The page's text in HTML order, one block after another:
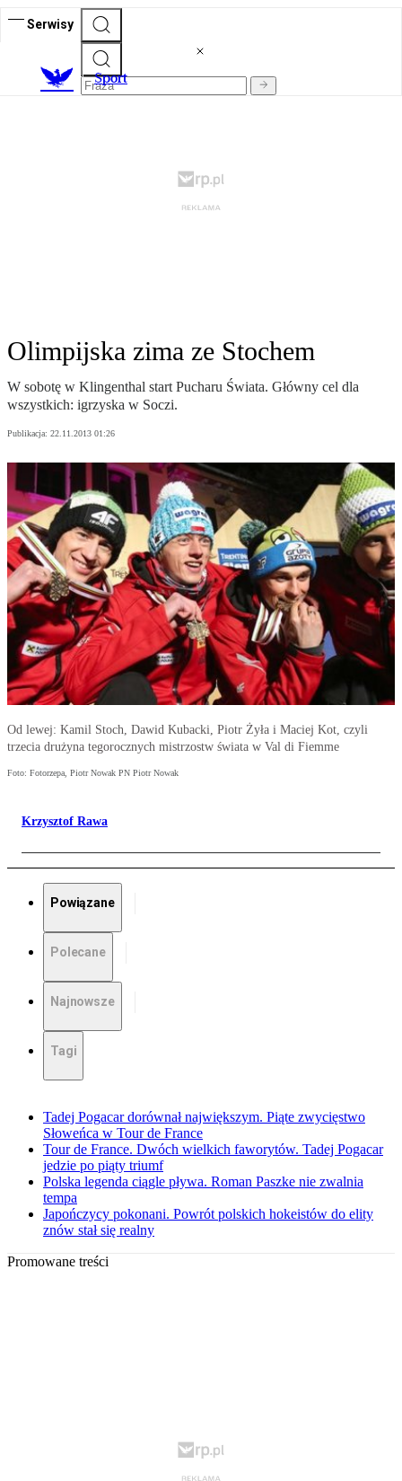
Serwisy
Sport
Olimpijska zima ze Stochem
W sobotę w Klingenthal start Pucharu Świata. Główny cel dla
wszystkich: igrzyska w Soczi.
Publikacja: 22.11.2013 01:26
Od lewej: Kamil Stoch, Dawid Kubacki, Piotr Żyła i Maciej Kot, czyli
trzecia drużyna tegorocznych mistrzostw świata w Val di Fiemme
Foto: Fotorzepa, Piotr Nowak PN Piotr Nowak
Krzysztof Rawa
Powiązane
Polecane
Najnowsze
Tagi
Tadej Pogacar dorównał największym. Piąte zwycięstwo
Słoweńca w Tour de France
Tour de France. Dwóch wielkich faworytów. Tadej Pogacar
jedzie po piąty triumf
Polska legenda ciągle pływa. Roman Paszke nie zwalnia
tempa
Japończycy pokonani. Powrót polskich hokeistów do elity
znów stał się realny
Promowane treści